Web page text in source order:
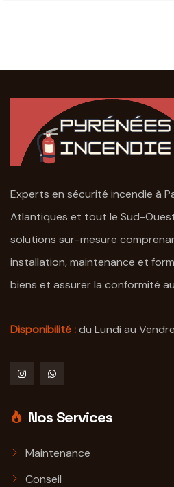
Experts en sécurité incendie à
Atlantiques et tout le Sud-
solutions sur-mesure
installation, maintenance et
biens et assurer la conformité
Disponibilité :du Lundi au
Nos Services
Maintenance
Conseil